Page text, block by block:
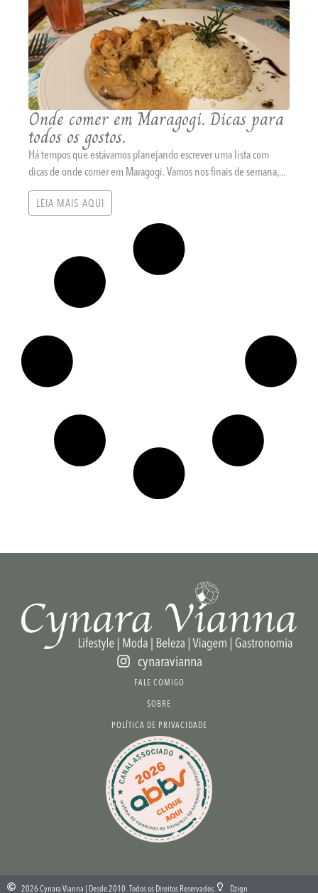
Onde comer em Maragogi. Dicas para
todos os gostos.
Há tempos que estávamos planejando escrever uma lista com
dicas de onde comer em Maragogi. Vamos nos finais de semana,...
LEIA MAIS AQUI
cynaravianna
FALE COMIGO
SOBRE
POLÍTICA DE PRIVACIDADE
2026 Cynara Vianna | Desde 2010. Todos os Direitos Reservados. Dzign